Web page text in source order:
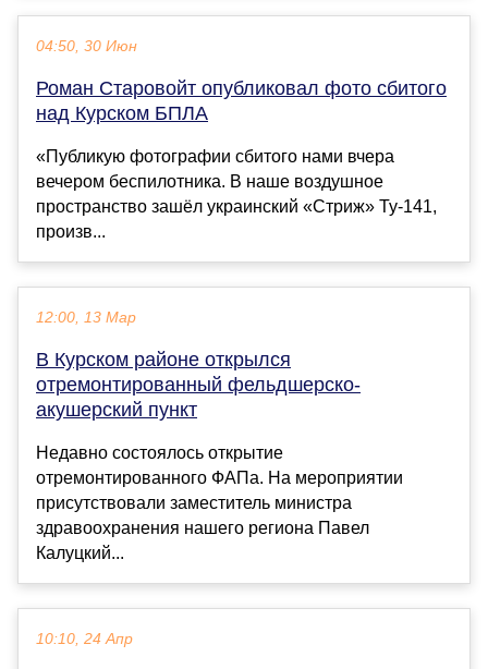
04:50, 30 Июн
Роман Старовойт опубликовал фото сбитого
над Курском БПЛА
«Публикую фотографии сбитого нами вчера
вечером беспилотника. В наше воздушное
пространство зашёл украинский «Стриж» Ту-141,
произв...
12:00, 13 Мар
В Курском районе открылся
отремонтированный фельдшерско-
акушерский пункт
Недавно состоялось открытие
отремонтированного ФАПа. На мероприятии
присутствовали заместитель министра
здравоохранения нашего региона Павел
Калуцкий...
10:10, 24 Апр